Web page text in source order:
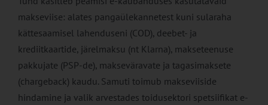
makseviise: alates pangaülekannetest kuni sularaha
kättesaamisel lahenduseni (COD), deebet- ja
krediitkaartide, järelmaksu (nt Klarna), makseteenuse
pakkujate (PSP-de), makseväravate ja tagasimaksete
(chargeback) kaudu. Samuti toimub makseviiside
hindamine ja valik arvestades toidusektori spetsiifikat e-